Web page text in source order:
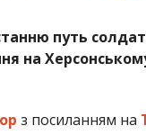
путь
на
з посиланням на